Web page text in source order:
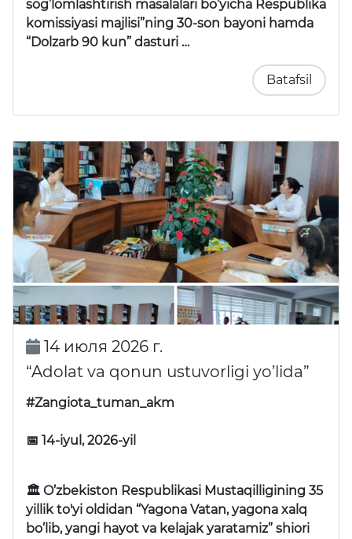
sog’lomlashtirish masalalari bo’yicha Respublika
komissiyasi majlisi”ning 30-son bayoni hamda
“Dolzarb 90 kun” dasturi …
Batafsil
14 июля 2026 г.
“Adolat va qonun ustuvorligi yo’lida”
#Zangiota_tuman_akm
📅 14-iyul, 2026-yil
🏛 O’zbekiston Respublikasi Mustaqilligining 35
yillik to'yi oldidan “Yagona Vatan, yagona xalq
bo’lib, yangi hayot va kelajak yaratamiz” shiori